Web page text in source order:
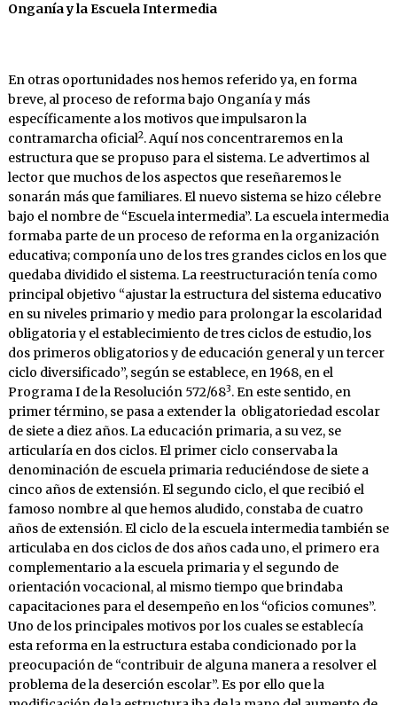
Onganía y la Escuela Intermedia
En otras oportunidades nos hemos referido ya, en forma
breve, al proceso de reforma bajo Onganía y más
específicamente a los motivos que impulsaron la
contramarcha oficial2. Aquí nos concentraremos en la
estructura que se propuso para el sistema. Le advertimos al
lector que muchos de los aspectos que reseñaremos le
sonarán más que familiares. El nuevo sistema se hizo célebre
bajo el nombre de “Escuela intermedia”. La escuela intermedia
formaba parte de un proceso de reforma en la organización
educativa; componía uno de los tres grandes ciclos en los que
quedaba dividido el sistema. La reestructuración tenía como
principal objetivo “ajustar la estructura del sistema educativo
en su niveles primario y medio para prolongar la escolaridad
obligatoria y el establecimiento de tres ciclos de estudio, los
dos primeros obligatorios y de educación general y un tercer
ciclo diversificado”, según se establece, en 1968, en el
Programa I de la Resolución 572/683. En este sentido, en
primer término, se pasa a extender la obligatoriedad escolar
de siete a diez años. La educación primaria, a su vez, se
articularía en dos ciclos. El primer ciclo conservaba la
denominación de escuela primaria reduciéndose de siete a
cinco años de extensión. El segundo ciclo, el que recibió el
famoso nombre al que hemos aludido, constaba de cuatro
años de extensión. El ciclo de la escuela intermedia también se
articulaba en dos ciclos de dos años cada uno, el primero era
complementario a la escuela primaria y el segundo de
orientación vocacional, al mismo tiempo que brindaba
capacitaciones para el desempeño en los “oficios comunes”.
Uno de los principales motivos por los cuales se establecía
esta reforma en la estructura estaba condicionado por la
preocupación de “contribuir de alguna manera a resolver el
problema de la deserción escolar”. Es por ello que la